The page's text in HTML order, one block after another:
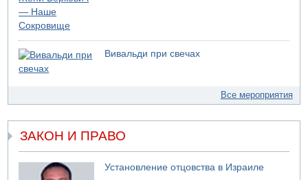
Вивальди при свечах
Все мероприятия
ЗАКОН И ПРАВО
Установление отцовства в Израиле